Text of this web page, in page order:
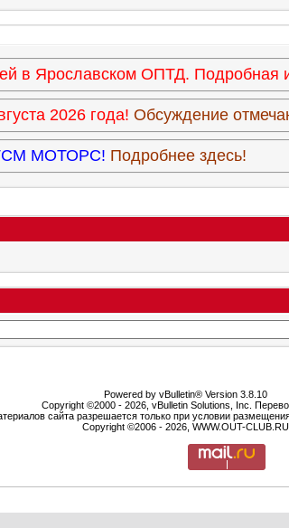
в Ярославском ОПТД. Подробная
2026 года! Обсуждение
ТСМ МОТОРС! Подробнее здесь!
Powered by vBulletin® Version 3.8.10
Copyright ©2000 - 2026, vBulletin Solutions, Inc.
сайта разрешается только при условии
Copyright ©2006 - 2026, WWW.OUT-CLUB.RU